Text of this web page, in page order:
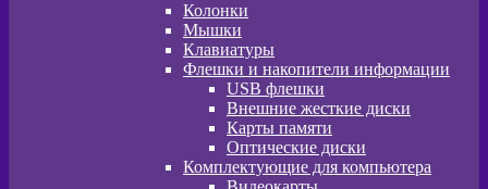
Колонки
Мышки
Клавиатуры
Флешки и накопители информации
USB флешки
Внешние жесткие диски
Карты памяти
Оптические диски
Комплектующие для компьютера